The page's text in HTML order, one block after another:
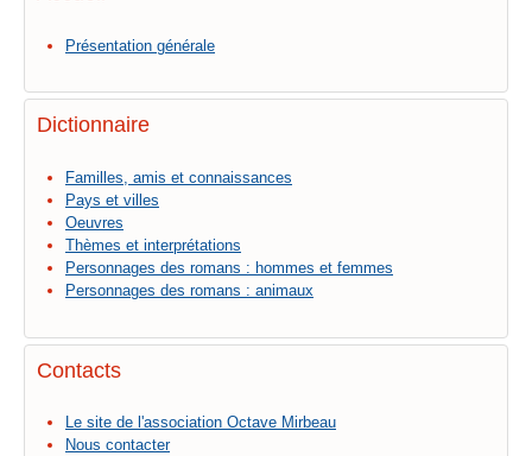
Présentation générale
Dictionnaire
Familles, amis et connaissances
Pays et villes
Oeuvres
Thèmes et interprétations
Personnages des romans : hommes et femmes
Personnages des romans : animaux
Contacts
Le site de l'association Octave Mirbeau
Nous contacter